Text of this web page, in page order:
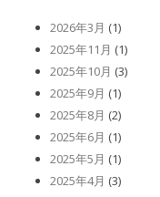
2026年3月 (1)
2025年11月 (1)
2025年10月 (3)
2025年9月 (1)
2025年8月 (2)
2025年6月 (1)
2025年5月 (1)
2025年4月 (3)